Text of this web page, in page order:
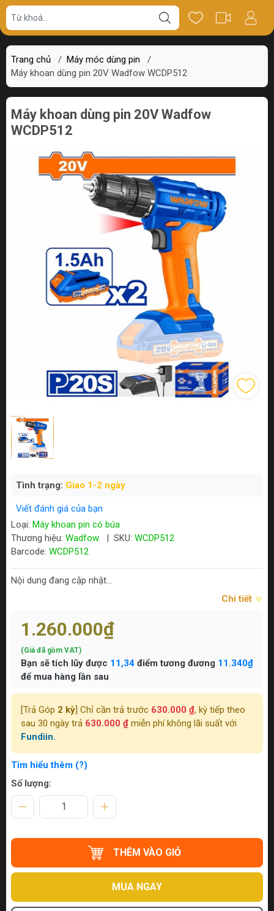
Trang chủ / Máy móc dùng pin
/
Máy khoan dùng pin 20V Wadfow WCDP512
Giá bán Review
Máy khoan dùng pin 20V Wadfow
WCDP512
Tình trạng: Giao 1-2 ngày
Viết đánh giá của bạn
Loại: Máy khoan pin có búa
Thương hiệu: Wadfow SKU: WCDP512
Barcode: WCDP512
Nội dung đang cập nhật...
Chi tiết
1.260.000₫
(Giá đã gồm VAT)
Bạn sẽ tích lũy được 11,34 điểm tương đương 11.340₫
để mua hàng lần sau
[Trả Góp 2 kỳ ] Chỉ cần trả trước 630.000 ₫, kỳ tiếp theo
sau 30 ngày trả 630.000 ₫ miễn phí không lãi suất với
Fundiin.
Tìm hiểu thêm (?)
Số lượng:
THÊM VÀO GIỎ
MUA NGAY